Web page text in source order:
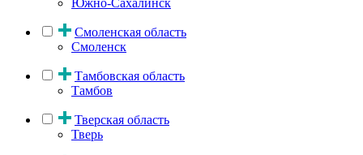
Смоленская область
Смоленск
Тамбовская область
Тамбов
Тверская область
Тверь